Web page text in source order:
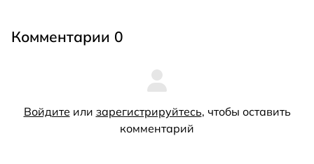
Комментарии 0
Войдите или зарегистрируйтесь, чтобы оставить
комментарий